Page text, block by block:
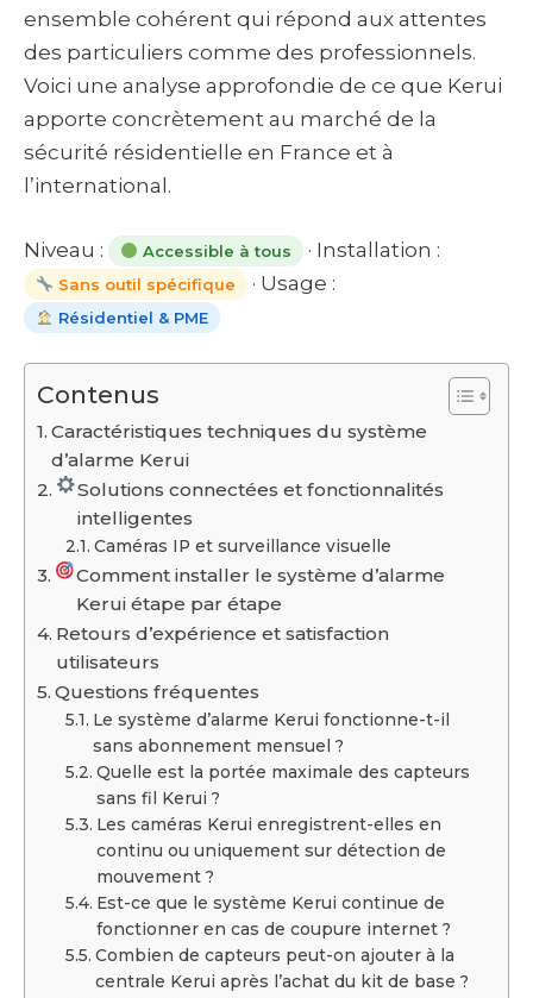
ensemble cohérent qui répond aux attentes
des particuliers comme des professionnels.
Voici une analyse approfondie de ce que Kerui
apporte concrètement au marché de la
sécurité résidentielle en France et à
l’international.
Niveau : Accessible à tous · Installation :
Sans outil spécifique · Usage :
Résidentiel & PME
Contenus
Caractéristiques techniques du système
d’alarme Kerui
Solutions connectées et fonctionnalités
intelligentes
Caméras IP et surveillance visuelle
Comment installer le système d’alarme
Kerui étape par étape
Retours d’expérience et satisfaction
utilisateurs
Questions fréquentes
Le système d’alarme Kerui fonctionne-t-il
sans abonnement mensuel ?
Quelle est la portée maximale des capteurs
sans fil Kerui ?
Les caméras Kerui enregistrent-elles en
continu ou uniquement sur détection de
mouvement ?
Est-ce que le système Kerui continue de
fonctionner en cas de coupure internet ?
Combien de capteurs peut-on ajouter à la
centrale Kerui après l’achat du kit de base ?